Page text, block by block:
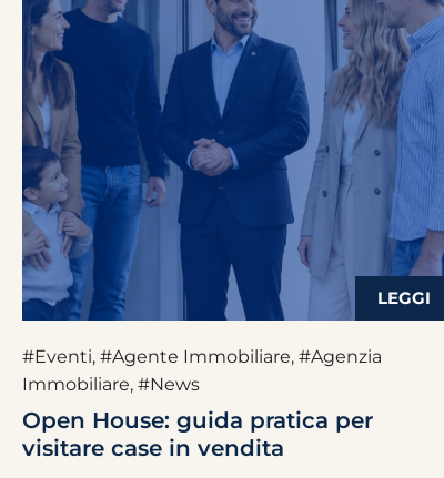
#Eventi, #Agente Immobiliare, #Agenzia
Immobiliare, #News
Open House: guida pratica per
visitare case in vendita